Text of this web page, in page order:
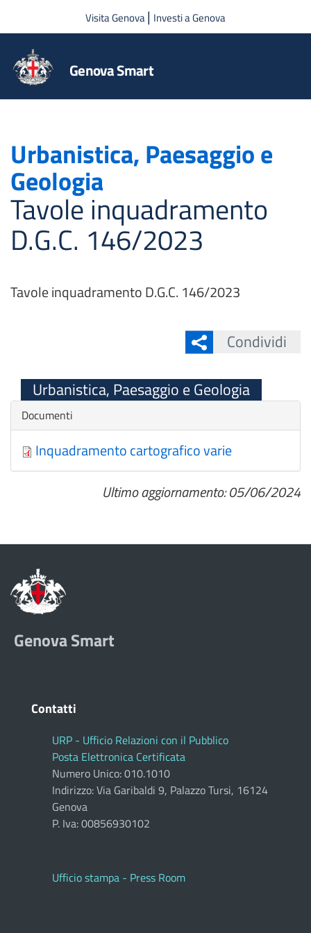
Salta al contenuto principale
Visita Genova| Investi a Genova
Genova Smart
Urbanistica, Paesaggio e
Geologia
Tavole inquadramento
D.G.C. 146/2023
Tavole inquadramento D.G.C. 146/2023
Condividi
Urbanistica, Paesaggio e Geologia
Nascondi
Documenti
Inquadramento cartografico varie
Ultimo aggiornamento: 05/06/2024
Genova Smart
Contatti
URP - Ufficio Relazioni con il Pubblico
Posta Elettronica Certificata
Numero Unico: 010.1010
Indirizzo: Via Garibaldi 9, Palazzo Tursi, 16124
Genova
P. Iva: 00856930102
Ufficio stampa - Press Room